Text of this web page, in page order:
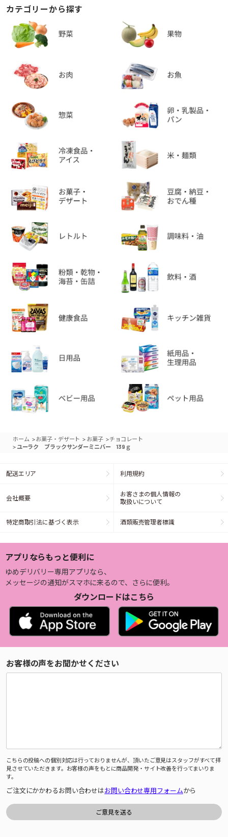
カテゴリーから探す
ホーム >お菓子・デザート > お菓子 >チョコレート
> ユーラク ブラックサンダーミニバー 139ｇ
配送エリア 利用規約
会社概要
お客さまの個人情報の
取扱いについて
特定商取引法に基づく表示 酒類販売管理者標識
アプリならもっと便利に
ゆめデリバリー専用アプリなら、
メッセージの通知がスマホに来るので、さらに便利。
ダウンロードはこちら
お客様の声をお聞かせください
こちらの投稿への個別対応は行っておりませんが、頂いたご意見はスタッフがすべて拝
見させていただきます。お客様の声をもとに商品開発・サイト改善を行ってまいりま
す。
ご注文にかかわるお問い合わせはお問い合わせ専用フォームから